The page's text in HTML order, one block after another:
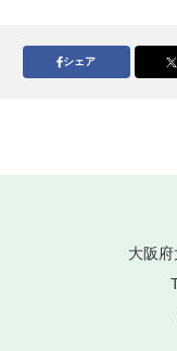
シェア
大阪